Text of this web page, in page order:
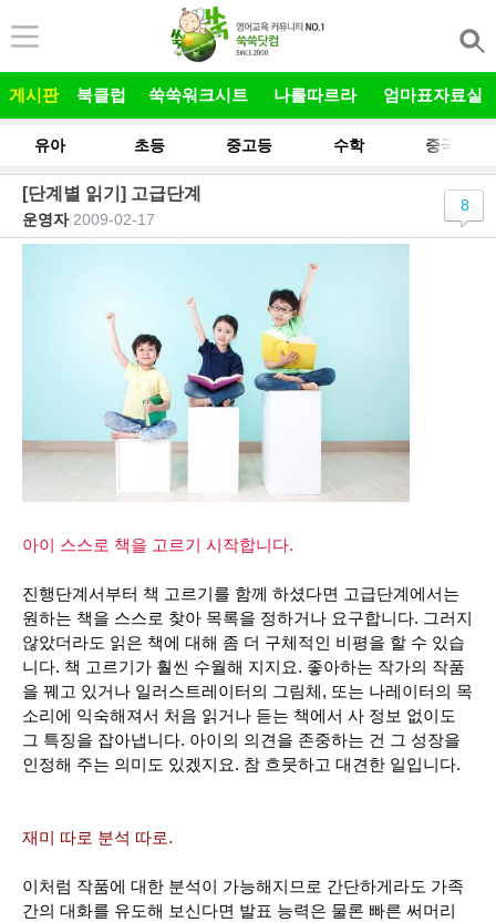
게시판 북클럽 쑥쑥워크시트 나를따르라 엄마표자료실
유아 초등 중고등 수학 중국어
[단계별 읽기] 고급단계
운영자| 2009-02-17
8
아이 스스로 책을 고르기 시작합니다.
진행단계서부터 책 고르기를 함께 하셨다면 고급단계에서는
원하는 책을 스스로 찾아 목록을 정하거나 요구합니다. 그러지
않았더라도 읽은 책에 대해 좀 더 구체적인 비평을 할 수 있습
니다. 책 고르기가 훨씬 수월해 지지요. 좋아하는 작가의 작품
을 꿰고 있거나 일러스트레이터의 그림체, 또는 나레이터의 목
소리에 익숙해져서 처음 읽거나 듣는 책에서 사 정보 없이도
그 특징을 잡아냅니다. 아이의 의견을 존중하는 건 그 성장을
인정해 주는 의미도 있겠지요. 참 흐뭇하고 대견한 일입니다.
재미 따로 분석 따로.
이처럼 작품에 대한 분석이 가능해지므로 간단하게라도 가족
간의 대화를 유도해 보신다면 발표 능력은 물론 빠른 써머리